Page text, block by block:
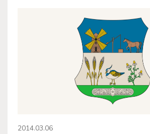
2014.03.06